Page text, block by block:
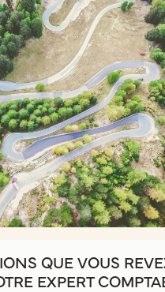
QUE VOUS
EXPERT